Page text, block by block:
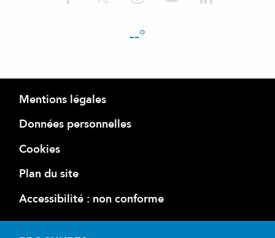
--°
Mentions légales
Données personnelles
Cookies
Plan du site
Accessibilité : non conforme